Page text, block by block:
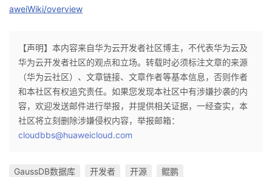
aweiWiki/overview
【声明】本内容来自华为云开发者社区博主，不代表华为云及
华为云开发者社区的观点和立场。转载时必须标注文章的来源
（华为云社区）、文章链接、文章作者等基本信息，否则作者
和本社区有权追究责任。如果您发现本社区中有涉嫌抄袭的内
容，欢迎发送邮件进行举报，并提供相关证据，一经查实，本
社区将立刻删除涉嫌侵权内容，举报邮箱：
cloudbbs@huaweicloud.com
GaussDB数据库 开发者 开源 鲲鹏